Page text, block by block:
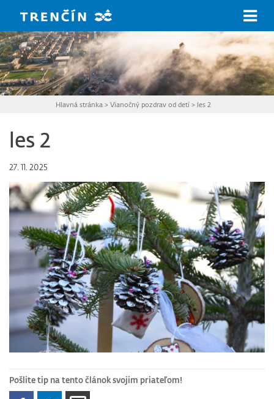
Hlavná stránka >Vianočný pozdrav od detí > les 2
les 2
27. 11. 2025
Pošlite tip na tento článok svojim priateľom!